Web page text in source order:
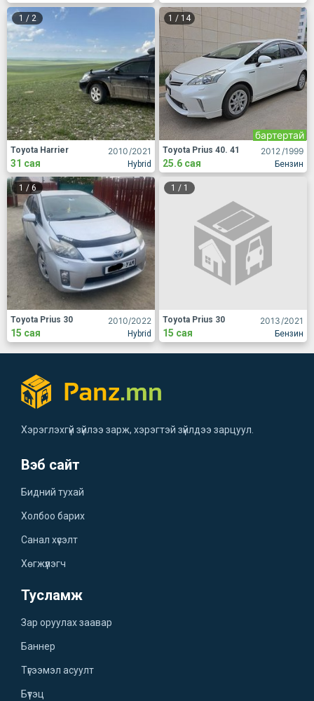
1 / 2
2010/2021
Hybrid
Toyota Harrier
31 сая
1 / 14
2012/1999
Бензин
бартертай
Toyota Prius 40. 41
25.6 сая
1 / 6
2010/2022
Hybrid
Toyota Prius 30
15 сая
1 / 1
2013/2021
Бензин
Toyota Prius 30
15 сая
Хэрэглэхгүй зүйлээ зарж, хэрэгтэй зүйлдээ зарцуул.
Вэб сайт
Бидний тухай
Холбоо барих
Санал хүсэлт
Хөгжүүлэгч
Тусламж
Зар оруулах заавар
Баннер
Түгээмэл асуулт
Бүтэц